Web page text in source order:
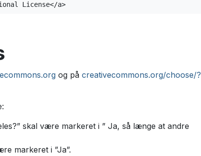
License</a>
og på creativecommons.org/choose/?
skal være markeret i ” Ja, så længe at andre
markeret i ”Ja”.